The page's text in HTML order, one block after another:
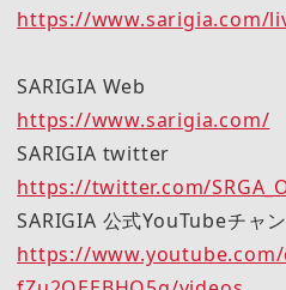
https://www.sarigia.com/
SARIGIA Web
https://www.sarigia.com/
SARIGIA twitter
https://twitter.com/
SARIGIA 公式YouTubeチャ
https://www.youtube.com/